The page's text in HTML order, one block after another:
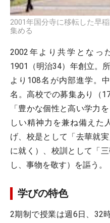
2001年国分寺に移転した早
集める
2002年より共学となっ
1901（明治34）年創立。
より108名が内部進学。
名。高校での募集あり（
「豊かな個性と高い学力
しい精神力を兼ね備えた
げ、校是として「去華就
に就く）、校訓として「
し、事物を敬す）を謳う。
学びの特色
2期制で授業は週6日、32